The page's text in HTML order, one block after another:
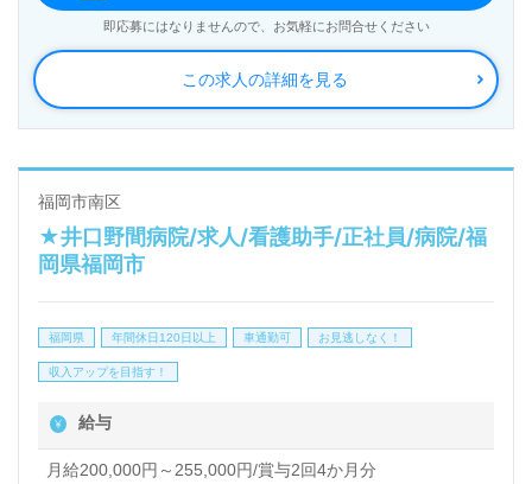
を展開される福祉業界のリーディングカンパニーで
す。
◎今日も一緒に働く同僚に『ありがとう！』職員様同
士が支え合える、協力し合える魅力の職場環境◎
看護助手や介護職経験のある方をお迎えします。知り
合いに『アルファリビング様で働いている。と伝える
と、いいな！と言われました。』とお声も届く事業所
気、職員様のチームワーク』もおすすめポイント！
仕事をしたい』『今よりもっと介護知識、介護力を高
めたい』『安定して長く働きたい』等の方も大歓迎の
この求人の詳細を見る
即応募にはなりませんので、お気軽にお問合せください
福岡市南区
★井口野間病院/求人/看護助手/正社員/病院/福
岡県福岡市
福岡県 年間休日120日以上 車通勤可 お見逃しなく！
収入アップを目指す！
給与
月給200,000円～255,000円/賞与2回4か月分